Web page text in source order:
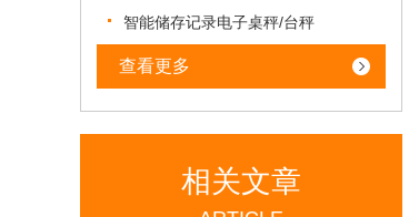
智能储存记录电子桌秤/台秤
查看更多
相关文章